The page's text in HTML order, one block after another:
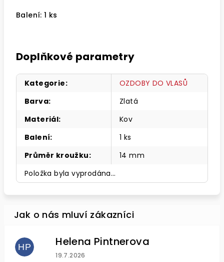
Balení: 1 ks
Doplňkové parametry
Kategorie:
OZDOBY DO VLASŮ
Barva:
Zlatá
Materiál:
Kov
Balení:
1 ks
Průměr kroužku:
14 mm
Položka byla vyprodána…
HP Helena Pintnerova
Hodnocení obchodu je 4 z 5 hvězdiček.
19.7.2026